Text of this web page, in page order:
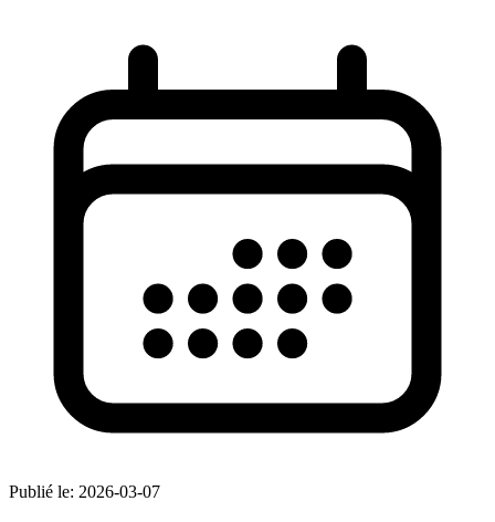
Publié le: 2026-03-07